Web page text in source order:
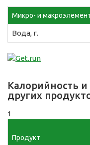
Микро- и
Вода, г.
Калорийность и
других
1
Продукт